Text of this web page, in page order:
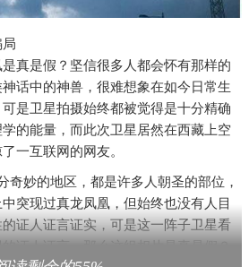
真是假？坚信很多人都会怀有那样的
话中的神兽，很难想象在如今日常生
是卫星拍摄始终都被觉得是十分精确
的能量，而此次卫星居然在西藏上空
一互联网的网友。
奇妙的地区，都是许多人朝圣的部位，
突现过真龙凤凰，但始终也没有人目
证人证言证实，可是这一阵子卫星看